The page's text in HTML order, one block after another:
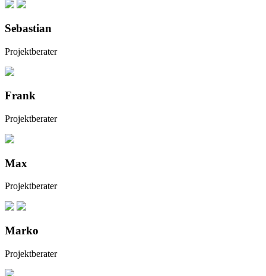
Sebastian
Projektberater
Frank
Projektberater
Max
Projektberater
Marko
Projektberater